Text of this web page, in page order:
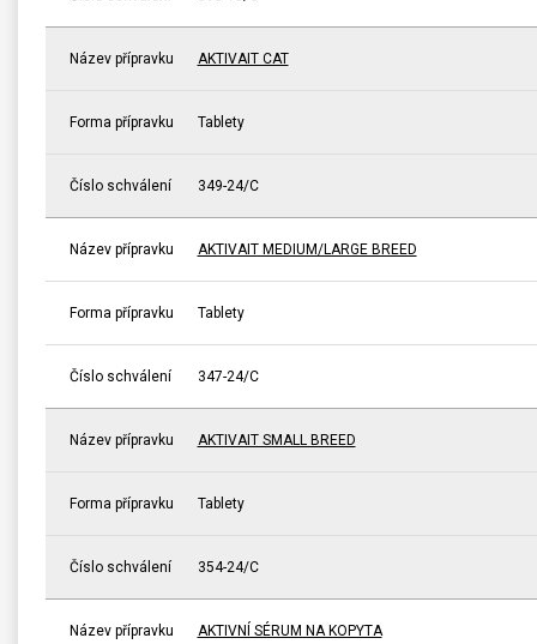
Název přípravku AKTIVAIT CAT
Forma přípravku Tablety
Číslo schválení 349-24/C
Název přípravku AKTIVAIT MEDIUM/LARGE BREED
Forma přípravku Tablety
Číslo schválení 347-24/C
Název přípravku AKTIVAIT SMALL BREED
Forma přípravku Tablety
Číslo schválení 354-24/C
Název přípravku AKTIVNÍ SÉRUM NA KOPYTA